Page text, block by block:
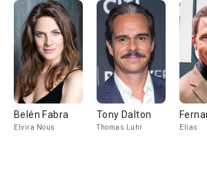
Belén Fabra
Elvira Nous
Tony Dalton
Thomas Luhr Elías